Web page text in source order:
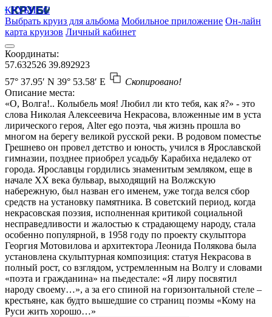
КРУБИСС
Выбрать круиз для альбома Мобильное приложение Он-лайн
карта круизов Личный кабинет
Координаты:
57.632526 39.892923
57° 37.95′ N 39° 53.58′ E
Скопировано!
Описание места:
«О, Волга!.. Колыбель моя! Любил ли кто тебя, как я?» - это
слова Николая Алексеевича Некрасова, вложенные им в уста
лирического героя, Alter ego поэта, чья жизнь прошла во
многом на берегу великой русской реки. В родовом поместье
Грешнево он провел детство и юность, учился в Ярославской
гимназии, позднее приобрел усадьбу Карабиха недалеко от
города. Ярославцы гордились знаменитым земляком, еще в
начале ХХ века бульвар, выходящий на Волжскую
набережную, был назван его именем, уже тогда велся сбор
средств на установку памятника. В советский период, когда
некрасовская поэзия, исполненная критикой социальной
несправедливости и жалостью к страдающему народу, стала
особенно популярной, в 1958 году по проекту скульптора
Георгия Мотовилова и архитектора Леонида Полякова была
установлена скульптурная композиция: статуя Некрасова в
полный рост, со взглядом, устремленным на Волгу и словами
«поэта и гражданина» на пьедестале: «Я лиру посвятил
народу своему…», а за его спиной на горизонтальной стеле –
крестьяне, как будто вышедшие со страниц поэмы «Кому на
Руси жить хорошо…»